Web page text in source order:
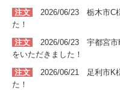
注文
2026/06/23 栃木市C
た！
注文
2026/06/23 宇都宮市
をいただきました！
注文
2026/06/21 足利市K
た！